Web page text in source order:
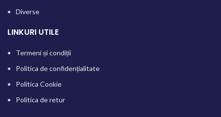
Diverse
LINKURI UTILE
Termeni și condiții
Politica de confidențialitate
Politica Cookie
Politica de retur